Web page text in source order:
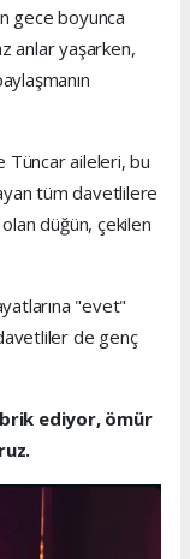
gece boyunca
anlar yaşarken,
Tüncar aileleri, bu
tüm davetlilere
düğün, çekilen
"evet"
de genç
ediyor, ömür